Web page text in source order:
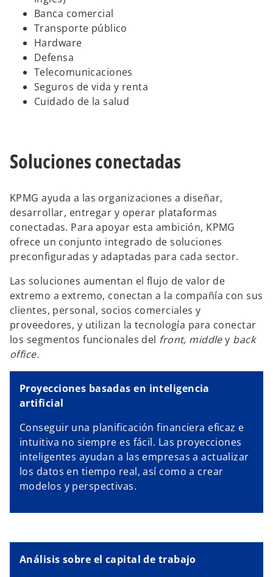
Banca comercial
Transporte público
Hardware
Defensa
Telecomunicaciones
Seguros de vida y renta
Cuidado de la salud
Soluciones conectadas
KPMG ayuda a las organizaciones a diseñar,
desarrollar, entregar y operar plataformas
conectadas. Para apoyar esta ambición, KPMG
ofrece un conjunto integrado de soluciones
preconfiguradas y adaptadas para cada sector.
Las soluciones aumentan el flujo de valor de
extremo a extremo, conectan a la compañía con sus
clientes, personal, socios comerciales y
proveedores, y utilizan la tecnología para conectar
los segmentos funcionales del front, middley back
office.
Proyecciones basadas en inteligencia
artificial
Conseguir una planificación financiera eficaz e
intuitiva no siempre es fácil. Las proyecciones
inteligentes ayudan a las empresas a actualizar
los datos en tiempo real, así como a crear
modelos y perspectivas.
Análisis sobre el capital de trabajo